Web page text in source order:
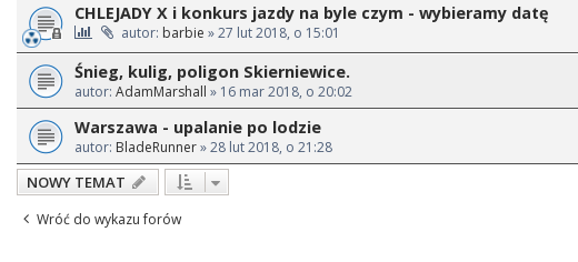
CHLEJADY X i konkurs jazdy na byle czym - wybieramy datę
autor: barbie » 27 lut 2018, o 15:01
Śnieg, kulig, poligon Skierniewice.
autor: AdamMarshall » 16 mar 2018, o 20:02
Warszawa - upalanie po lodzie
autor: BladeRunner» 28 lut 2018, o 21:28
NOWY TEMAT
Wróć do wykazu forów